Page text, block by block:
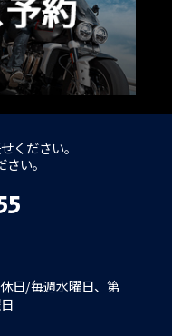
ください。
い。
日/毎週水曜日、第